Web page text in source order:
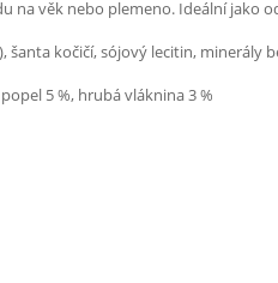
na věk nebo plemeno. Ideální jako
kočičí, sójový lecitin,
5 %, hrubá vláknina 3 %